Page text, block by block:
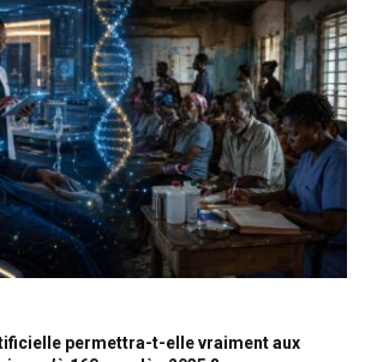
permettra-t-elle vraiment aux